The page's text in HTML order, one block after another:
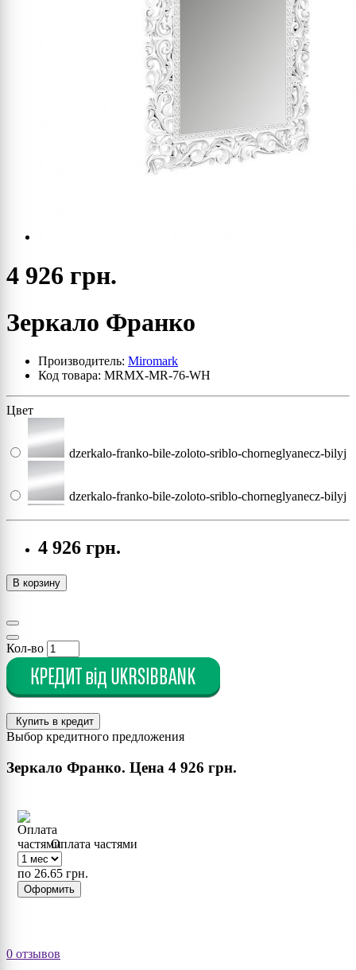
4 926 грн.
Зеркало Франко
Производитель: Miromark
Код товара: MRMX-MR-76-WH
Цвет
dzerkalo-franko-bile-zoloto-sriblo-chorneglyanecz-bilyj
dzerkalo-franko-bile-zoloto-sriblo-chorneglyanecz-bilyj
dzerkalo-franko-bile-zoloto-sriblo-chorneglyanecz-bilyj
4 926 грн.
В корзину
Кол-во
Купить в кредит
Выбор кредитного предложения
Зеркало Франко. Цена 4 926 грн.
Оплата частями
по 26.65 грн.
Оформить
0 отзывов